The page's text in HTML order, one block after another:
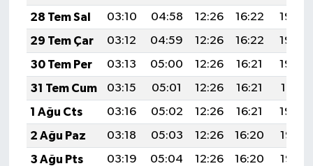
28 Tem Sal
03:10 04:58 12:26 16:22
19:44
29 Tem Çar
03:12 04:59 12:26 16:22
19:43
30 Tem Per
03:13 05:00 12:26 16:21
19:42
31 Tem Cum
03:15 05:01 12:26 16:21
19:41
1 Ağu Cts
03:16 05:02 12:26 16:21
19:39
2 Ağu Paz
03:18 05:03 12:26 16:20
19:38
3 Ağu Pts
03:19 05:04 12:26 16:20
19:37
YAŞAM